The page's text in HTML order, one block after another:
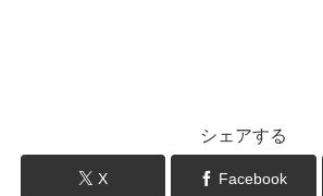
シェアする
X Facebook